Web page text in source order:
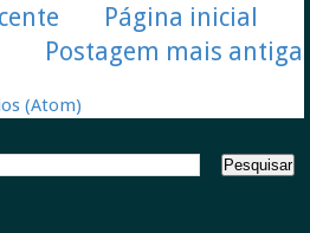
Postagem mais antiga
Página inicial
(Atom)